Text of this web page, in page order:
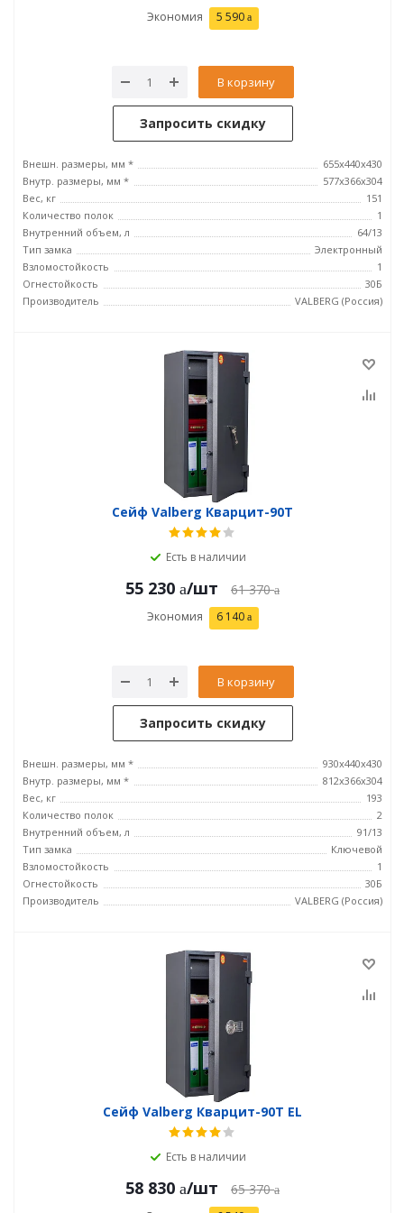
Экономия 5 590
В корзину
Запросить скидку
Внешн. размеры, мм *
655x440x430
Внутр. размеры, мм *
577x366x304
Вес, кг
151
Количество полок
1
Внутренний объем, л
64/13
Тип замка
Электронный
Взломостойкость
1
Огнестойкость
30Б
Производитель
VALBERG (Россия)
Сейф Valberg Кварцит-90Т
Есть в наличии
55 230 /шт 61 370
Экономия 6 140
В корзину
Запросить скидку
Внешн. размеры, мм *
930х440х430
Внутр. размеры, мм *
812х366х304
Вес, кг
193
Количество полок
2
Внутренний объем, л
91/13
Тип замка
Ключевой
Взломостойкость
1
Огнестойкость
30Б
Производитель
VALBERG (Россия)
Сейф Valberg Кварцит-90Т EL
Есть в наличии
58 830 /шт 65 370